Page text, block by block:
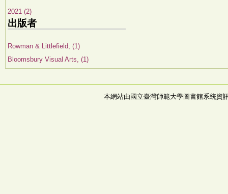
2021 (2)
出版者
Rowman & Littlefield, (1)
Bloomsbury Visual Arts, (1)
本網站由國立臺灣師範大學圖書館系統資